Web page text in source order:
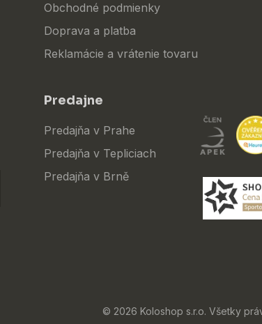
Obchodné podmienky
Doprava a platba
Reklamácie a vrátenie tovaru
Predajne
Predajňa v Prahe
Predajňa v Tepliciach
Predajňa v Brně
© 2026 Koloshop s.r.o. Všetky